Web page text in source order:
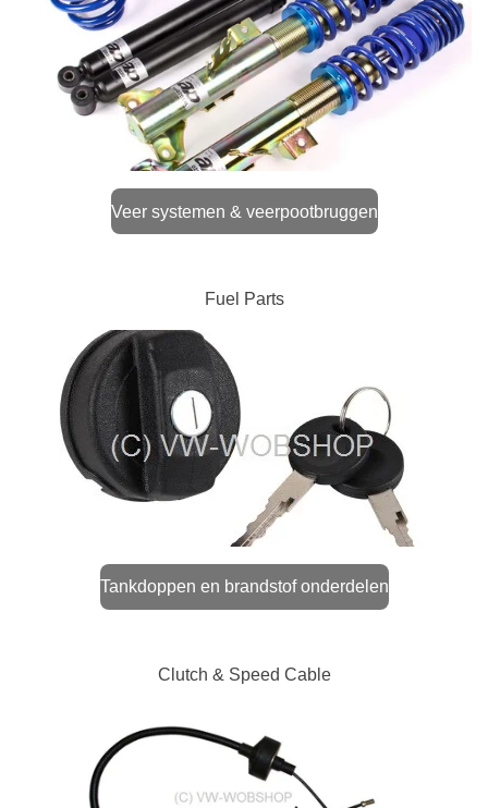
Veer systemen & veerpootbruggen
Fuel Parts
Tankdoppen en brandstof onderdelen
Clutch & Speed Cable